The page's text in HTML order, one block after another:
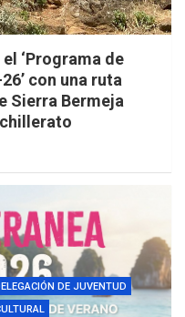
‘Programa de
con una ruta
Sierra Bermeja
DE JUVENTUD